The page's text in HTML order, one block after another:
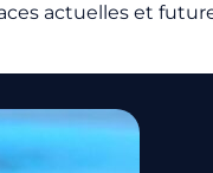
actuelles et